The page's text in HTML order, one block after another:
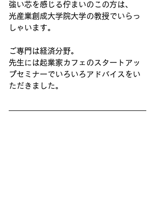
強い芯を感じる佇まいのこの方は、
光産業創成大学院大学の教授でいらっ
しゃいます。
ご専門は経済分野。
先生には起業家カフェのスタートアッ
プセミナーでいろいろアドバイスをい
ただきました。